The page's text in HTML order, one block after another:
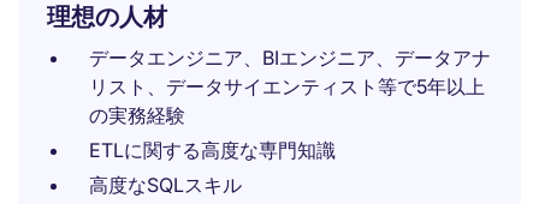
理想の人材
データエンジニア、BIエンジニア、データアナ
リスト、データサイエンティスト等で5年以上
の実務経験
ETLに関する高度な専門知識
高度なSQLスキル